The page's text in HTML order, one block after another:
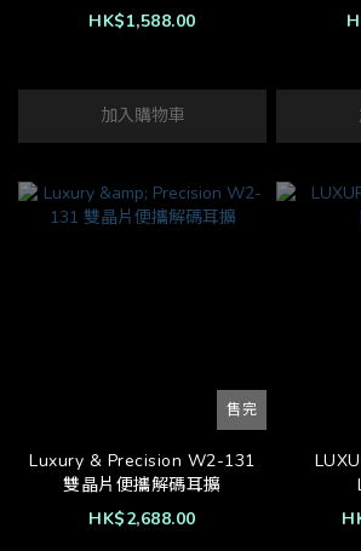
HK$1,588.00
加入購物車
售完
Luxury & Precision W2-131
雙晶片便攜解碼耳擴
HK$2,688.00